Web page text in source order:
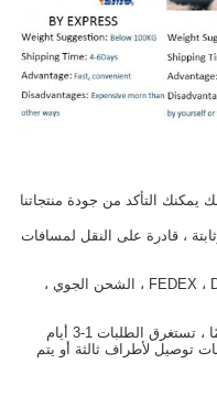
يمكنك التأكد من جودة منتجاتنا
، قادرة على النقل لمسافات
3) الشحن مقبول: FEDEX ، DHL ، UPS ، TNT ، EMS ، الشحن الجوي ،
4) وقت التسليم: نظرًا لأن لدينا مخزونًا ضخمًا ، تستغرق الطلبات 1-3 أيام
توصيل لأطراف ثالثة أو يتم